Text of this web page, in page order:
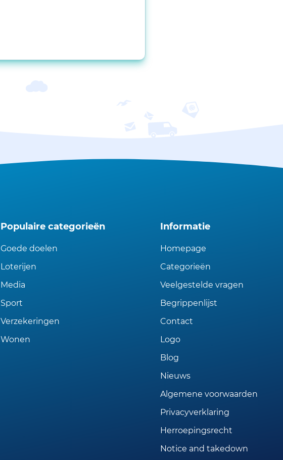
Populaire categorieën
Goede doelen
Loterijen
Media
Sport
Verzekeringen
Wonen
Informatie
Homepage
Categorieën
Veelgestelde vragen
Begrippenlijst
Contact
Logo
Blog
Nieuws
Algemene voorwaarden
Privacyverklaring
Herroepingsrecht
Notice and takedown